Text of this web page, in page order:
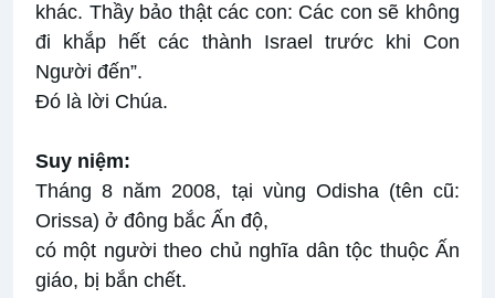
khác. Thầy bảo thật các con: Các con sẽ không
đi khắp hết các thành Israel trước khi Con
Người đến”.
Ðó là lời Chúa.
Suy niệm:
Tháng 8 năm 2008, tại vùng Odisha (tên cũ:
Orissa) ở đông bắc Ấn độ,
có một người theo chủ nghĩa dân tộc thuộc Ấn
giáo, bị bắn chết.